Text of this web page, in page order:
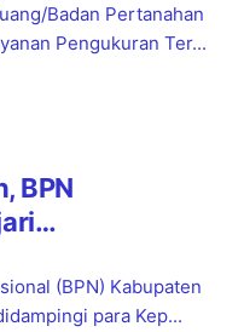
Badan Pertanahan
Pengukuran Ter...
BPN
(BPN) Kabupaten
para Kep...